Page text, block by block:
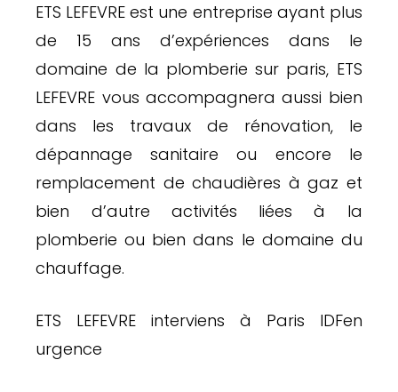
ETS LEFEVRE est une entreprise ayant plus
de 15 ans d’expériences dans le
domaine de la plomberie sur paris, ETS
LEFEVRE vous accompagnera aussi bien
dans les travaux de rénovation, le
dépannage sanitaire ou encore le
remplacement de chaudières à gaz et
bien d’autre activités liées à la
plomberie ou bien dans le domaine du
chauffage.
ETS LEFEVRE interviens à Paris IDFen
urgence